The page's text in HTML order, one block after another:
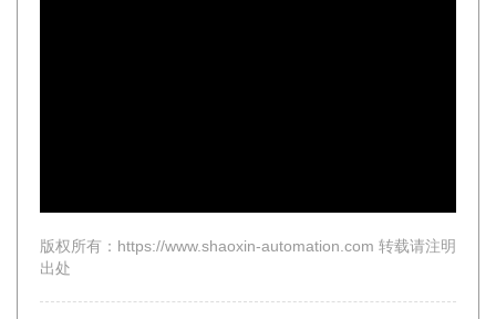
版权所有：https://www.shaoxin-automation.com 转载请注明
出处